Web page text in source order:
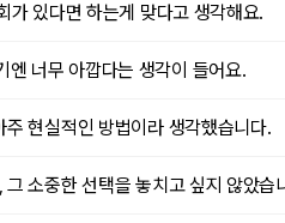
가 있다면 하는게 맞다고 생각해요.
엔 너무 아깝다는 생각이 들어요.
현실적인 방법이라 생각했습니다.
소중한 선택을 놓치고 싶지 않았습